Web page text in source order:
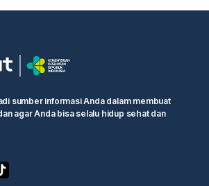
sumber informasi Anda dalam membuat
agar Anda bisa selalu hidup sehat dan